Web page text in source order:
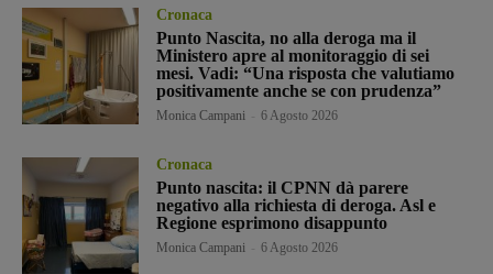
Cronaca
Punto Nascita, no alla deroga ma il
Ministero apre al monitoraggio di sei
mesi. Vadi: “Una risposta che valutiamo
positivamente anche se con prudenza”
Monica Campani 6 Agosto 2026
Cronaca
Punto nascita: il CPNN dà parere
negativo alla richiesta di deroga. Asl e
Regione esprimono disappunto
Monica Campani 6 Agosto 2026